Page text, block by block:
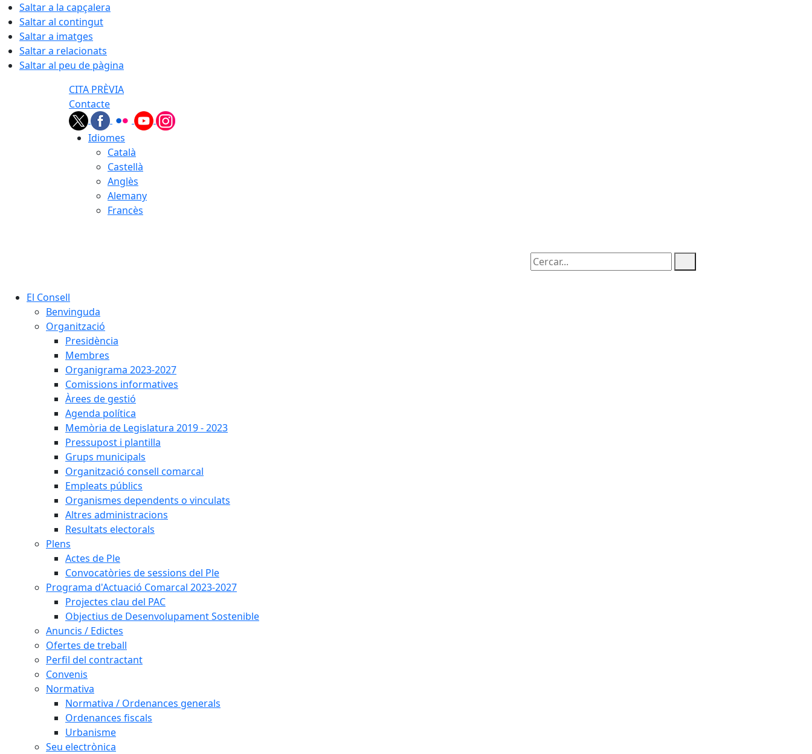
Saltar a la capçalera
Saltar al contingut
Saltar a imatges
Saltar a relacionats
Saltar al peu de pàgina
CITA PRÈVIA
Contacte
Idiomes
Català
Castellà
Anglès
Alemany
Francès
Cercar:
El Consell
Benvinguda
Organització
Presidència
Membres
Organigrama 2023-2027
Comissions informatives
Àrees de gestió
Agenda política
Memòria de Legislatura 2019 - 2023
Pressupost i plantilla
Grups municipals
Organització consell comarcal
Empleats públics
Organismes dependents o vinculats
Altres administracions
Resultats electorals
Plens
Actes de Ple
Convocatòries de sessions del Ple
Programa d'Actuació Comarcal 2023-2027
Projectes clau del PAC
Objectius de Desenvolupament Sostenible
Anuncis / Edictes
Ofertes de treball
Perfil del contractant
Convenis
Normativa
Normativa / Ordenances generals
Ordenances fiscals
Urbanisme
Seu electrònica